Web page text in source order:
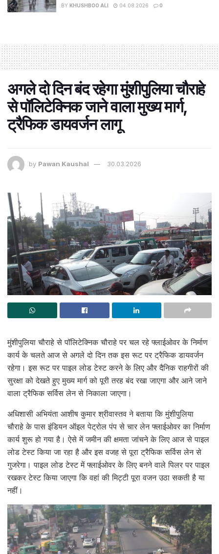
BY KHUSHBOO ALI 04.08.2026 0
अगले दो दिन बंद रहेगा मुंशीपुलिया चौराहे
से पॉलिटेक्निक जाने वाला मुख्य मार्ग,
ट्रैफिक डायवर्जन लागू
by Pawan Kaushal 30.03.2026
मुंशीपुलिया चौराहे से पॉलिटेक्निक चौराहे पर चल रहे फ्लाईओवर के निर्माण
कार्य के चलते आज से अगले दो दिन तक इस रूट पर ट्रैफिक डायवर्जन
रहेगा। इस रूट पर पाइल लोड टेस्ट करने के लिए और दैनिक राहगीरों की
सुरक्षा को देखते हुए मुख्य मार्ग को पूरी तरह बंद रखा जाएगा और आने जाने
वाला ट्रैफिक सर्विस लेन से निकाला जाएगा।
अधिशासी अभियंता आशीष कुमार श्रीवास्तव ने बताया कि मुंशीपुलिया
चौराहे के पास इंडियन ऑइल पेट्रोल पंप से चार लेन फ्लाईओवर का निर्माण
कार्य शुरू हो गया है। ऐसे में जमीन की क्षमता जांचने के लिए आज से पाइल
लोड टेस्ट किया जा रहा है और इस वजह से पूरा ट्रैफिक सर्विस लेन से
गुजरेगा। पाइल लोड टेस्ट में फ्लाईओवर के लिए बनने वाले पिलर पर पाइल
रखकर टेस्ट किया जाएगा कि वहां की मिट्टी पूरा वजन उठा सकती है या
नहीं।